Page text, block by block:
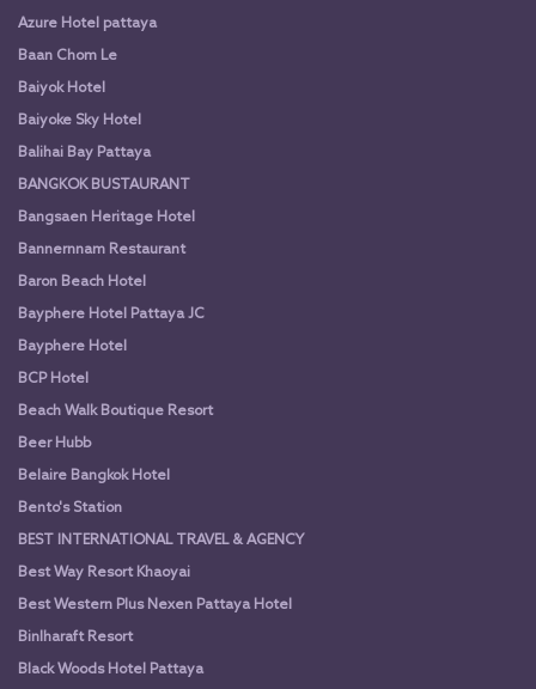
Azure Hotel pattaya
Baan Chom Le
Baiyok Hotel
Baiyoke Sky Hotel
Balihai Bay Pattaya
BANGKOK BUSTAURANT
Bangsaen Heritage Hotel
Bannernnam Restaurant
Baron Beach Hotel
Bayphere Hotel Pattaya JC
Bayphere Hotel
BCP Hotel
Beach Walk Boutique Resort
Beer Hubb
Belaire Bangkok Hotel
Bento's Station
BEST INTERNATIONAL TRAVEL & AGENCY
Best Way Resort Khaoyai
Best Western Plus Nexen Pattaya Hotel
Binlharaft Resort
Black Woods Hotel Pattaya